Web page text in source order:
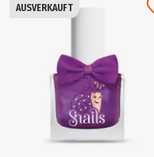
AUSVERKAUFT